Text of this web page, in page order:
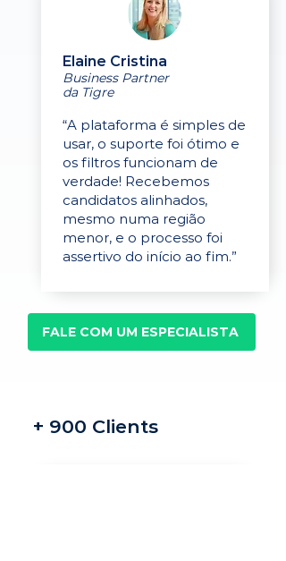
Elaine Cristina
Business Partner
da Tigre
“A plataforma é simples de
usar, o suporte foi ótimo e
os filtros funcionam de
verdade! Recebemos
candidatos alinhados,
mesmo numa região
menor, e o processo foi
assertivo do início ao fim.”
FALE COM UM ESPECIALISTA
+ 900 Clients